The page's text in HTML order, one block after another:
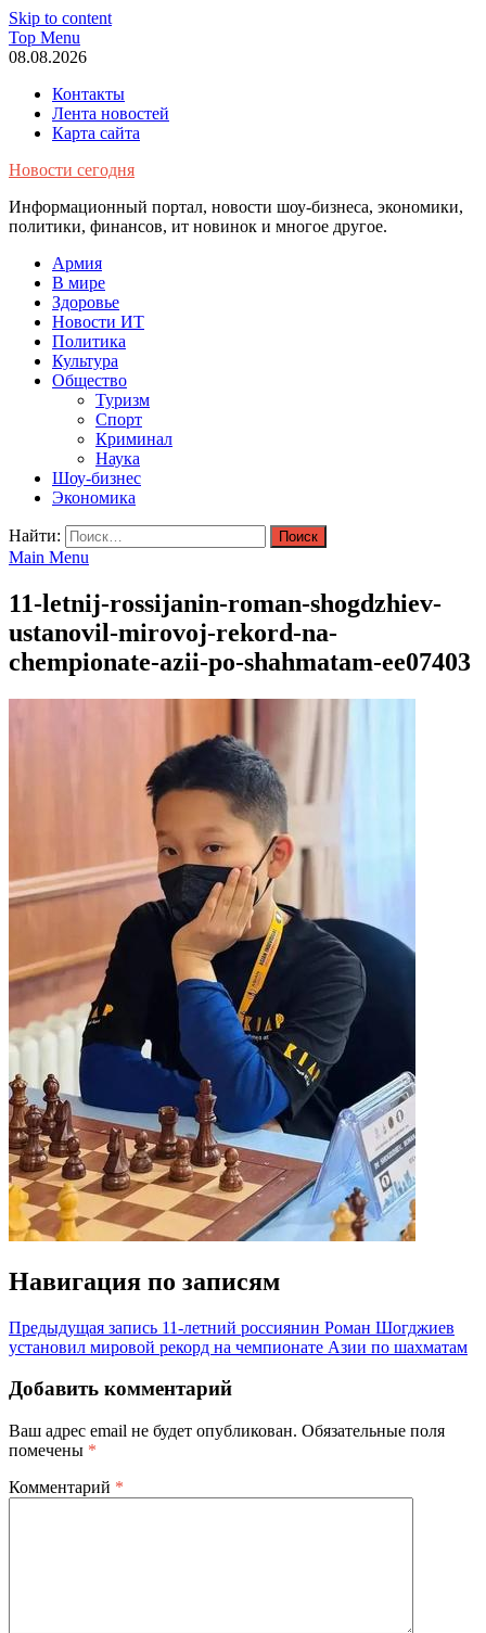
Skip to content
Top Menu
08.08.2026
Контакты
Лента новостей
Карта сайта
Новости сегодня
Информационный портал, новости шоу-бизнеса, экономики,
политики, финансов, ит новинок и многое другое.
Армия
В мире
Здоровье
Новости ИТ
Политика
Культура
Общество
Туризм
Спорт
Криминал
Наука
Шоу-бизнес
Экономика
Найти:
Main Menu
11-letnij-rossijanin-roman-shogdzhiev-
ustanovil-mirovoj-rekord-na-
chempionate-azii-po-shahmatam-ee07403
Навигация по записям
Предыдущая запись 11-летний россиянин Роман Шогджиев
установил мировой рекорд на чемпионате Азии по шахматам
Добавить комментарий
Ваш адрес email не будет опубликован. Обязательные поля
помечены *
Комментарий *